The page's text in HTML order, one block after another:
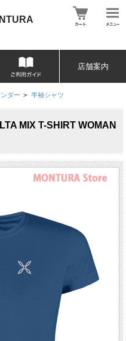
店舗案内
ダー > 半袖シャツ
MIX T-SHIRT WOMAN